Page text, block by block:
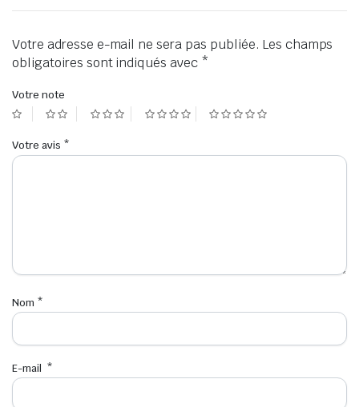
Votre adresse e-mail ne sera pas publiée. Les champs
obligatoires sont indiqués avec *
Votre note
Votre avis *
Nom *
E-mail *